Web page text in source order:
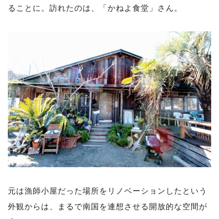
ることに。訪れたのは、「かねよ食堂」さん。
元は漁師小屋だった場所をリノベーションしたという
外観からは、まるで南国を連想させる開放的な空間が